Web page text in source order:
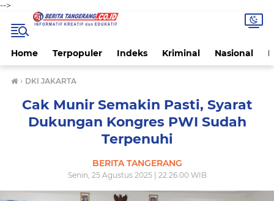
-->
Home Terpopuler Indeks Kriminal Nasional
› DKI JAKARTA
Cak Munir Semakin Pasti, Syarat
Dukungan Kongres PWI Sudah
Terpenuhi
BERITA TANGERANG
Senin, 25 Agustus 2025 | 22.26.00 WIB